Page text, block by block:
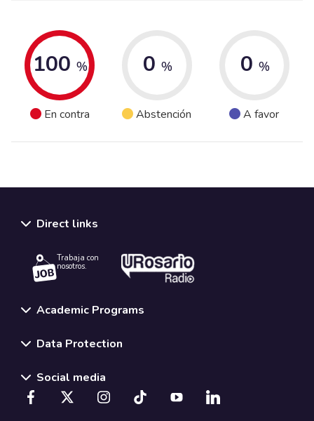
100 %
En contra
0 %
Abstención
0 %
A favor
Direct links
Trabaja con
nosotros.
Academic Programs
Data Protection
Social media